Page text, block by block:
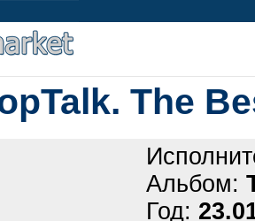
The
Альбом:
Год: